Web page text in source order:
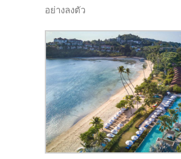
อย่างลงตัว